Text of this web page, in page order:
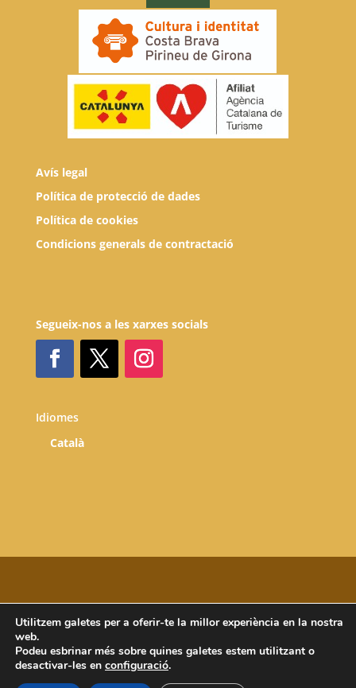
Avís legal
Política de protecció de dades
Política de cookies
Condicions generals de contractació
Segueix-nos a les xarxes socials
Idiomes
Català
Copyright © 2025 Atri Cultura i Patrimoni SLU. All
rights reserved.
Utilitzem galetes per a oferir-te la millor experiència en la nostra
web.
Podeu esbrinar més sobre quines galetes estem utilitzant o
desactivar-les en configuració.